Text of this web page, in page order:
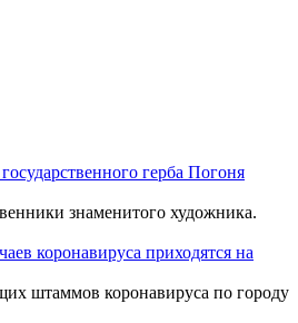
герба Погоня
знаменитого художника.
коронавируса приходятся на
штаммов коронавируса по городу